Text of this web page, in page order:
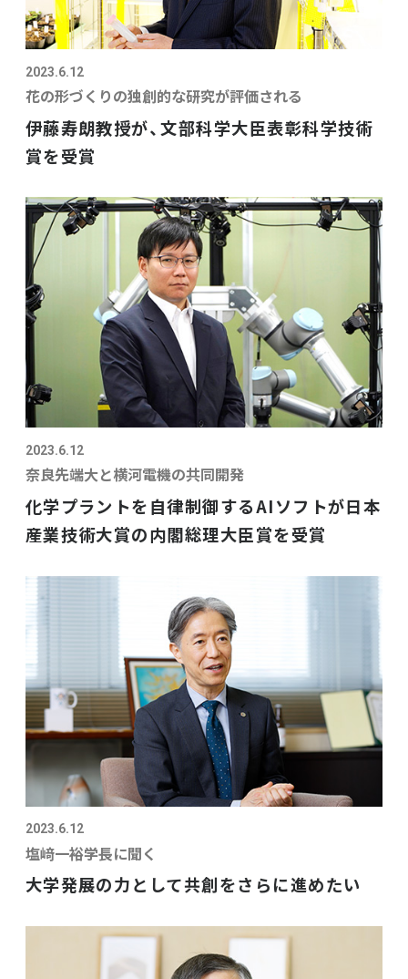
2023.6.12
花の形づくりの独創的な研究が評価される
伊藤寿朗教授が、文部科学大臣表彰科学技術
賞を受賞
2023.6.12
奈良先端大と横河電機の共同開発
化学プラントを自律制御するAIソフトが日本
産業技術大賞の内閣総理大臣賞を受賞
2023.6.12
塩﨑一裕学長に聞く
大学発展の力として共創をさらに進めたい